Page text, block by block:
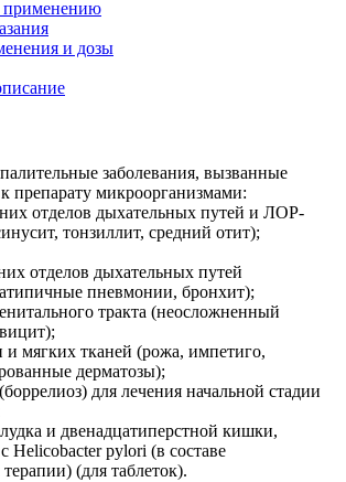
применению
и дозы
заболевания, вызванные
препарату микроорганизмами:
отделов дыхательных путей и ЛОР-
тонзиллит, средний отит);
отделов дыхательных путей
пневмонии, бронхит);
тракта (неосложненный
мягких тканей (рожа, импетиго,
дерматозы);
для лечения начальной стадии
и двенадцатиперстной кишки,
Helicobacter pylori (в составе
(для таблеток).